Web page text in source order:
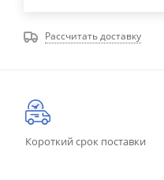
Рассчитать доставку
Короткий срок поставки